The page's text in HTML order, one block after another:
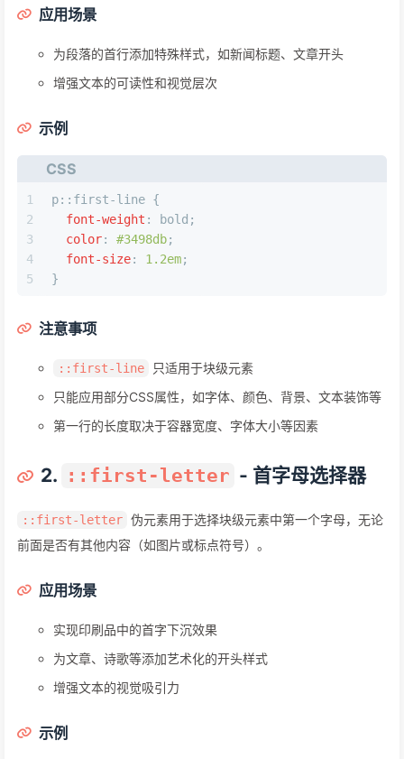
应用场景
为段落的首行添加特殊样式，如新闻标题、文章开头
增强文本的可读性和视觉层次
示例
CSS
1
2
3
4
5
p::first-line {
font-weight : bold;
color: #3498db;
font-size: 1.2em;
}
注意事项
::first-line
只适用于块级元素
只能应用部分CSS属性，如字体、颜色、背景、文本装饰等
第一行的长度取决于容器宽度、字体大小等因素
2. ::first-letter - 首字母选择器
::first-letter 伪元素用于选择块级元素中第一个字母，无论
前面是否有其他内容（如图片或标点符号）。
应用场景
实现印刷品中的首字下沉效果
为文章、诗歌等添加艺术化的开头样式
增强文本的视觉吸引力
示例